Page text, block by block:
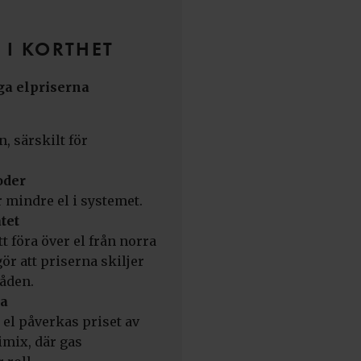
KORTHET
elpriserna
särskilt för
el i systemet.
föra över el från norra
att priserna skiljer
påverkas priset av
där gas